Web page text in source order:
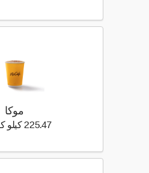
موكا
225.47 كيلو كالوري